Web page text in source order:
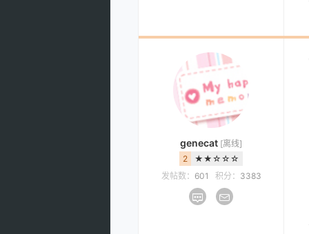
genecat [离线]
2
★★☆☆☆
发帖数： 601 积分： 3383